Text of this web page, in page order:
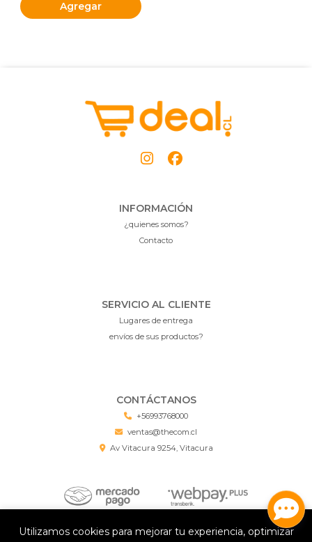
Agregar
INFORMACIÓN
¿quienes somos?
Contacto
SERVICIO AL CLIENTE
Lugares de entrega
envíos de sus productos?
CONTÁCTANOS
+56993768000
ventas@thecom.cl
Av Vitacura 9254, Vitacura
Utilizamos cookies para mejorar tu experiencia, optimizar